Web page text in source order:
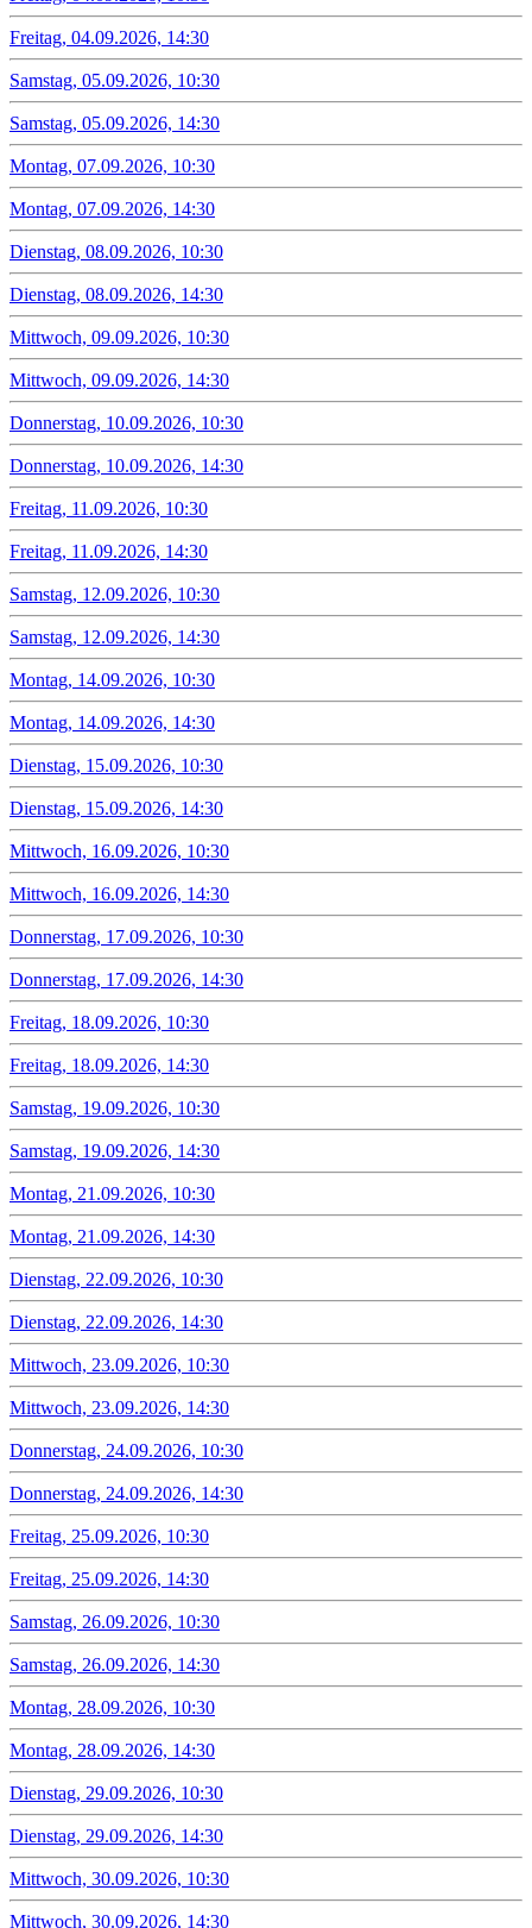
Freitag, 04.09.2026, 14:30
Samstag, 05.09.2026, 10:30
Samstag, 05.09.2026, 14:30
Montag, 07.09.2026, 10:30
Montag, 07.09.2026, 14:30
Dienstag, 08.09.2026, 10:30
Dienstag, 08.09.2026, 14:30
Mittwoch, 09.09.2026, 10:30
Mittwoch, 09.09.2026, 14:30
Donnerstag, 10.09.2026, 10:30
Donnerstag, 10.09.2026, 14:30
Freitag, 11.09.2026, 10:30
Freitag, 11.09.2026, 14:30
Samstag, 12.09.2026, 10:30
Samstag, 12.09.2026, 14:30
Montag, 14.09.2026, 10:30
Montag, 14.09.2026, 14:30
Dienstag, 15.09.2026, 10:30
Dienstag, 15.09.2026, 14:30
Mittwoch, 16.09.2026, 10:30
Mittwoch, 16.09.2026, 14:30
Donnerstag, 17.09.2026, 10:30
Donnerstag, 17.09.2026, 14:30
Freitag, 18.09.2026, 10:30
Freitag, 18.09.2026, 14:30
Samstag, 19.09.2026, 10:30
Samstag, 19.09.2026, 14:30
Montag, 21.09.2026, 10:30
Montag, 21.09.2026, 14:30
Dienstag, 22.09.2026, 10:30
Dienstag, 22.09.2026, 14:30
Mittwoch, 23.09.2026, 10:30
Mittwoch, 23.09.2026, 14:30
Donnerstag, 24.09.2026, 10:30
Donnerstag, 24.09.2026, 14:30
Freitag, 25.09.2026, 10:30
Freitag, 25.09.2026, 14:30
Samstag, 26.09.2026, 10:30
Samstag, 26.09.2026, 14:30
Montag, 28.09.2026, 10:30
Montag, 28.09.2026, 14:30
Dienstag, 29.09.2026, 10:30
Dienstag, 29.09.2026, 14:30
Mittwoch, 30.09.2026, 10:30
Mittwoch, 30.09.2026, 14:30